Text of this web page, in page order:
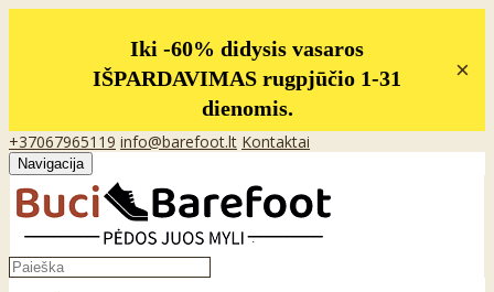
Iki -60% didysis vasaros
IŠPARDAVIMAS rugpjūčio 1-31
dienomis.
×
+37067965119 info@barefoot.lt Kontaktai
Navigacija